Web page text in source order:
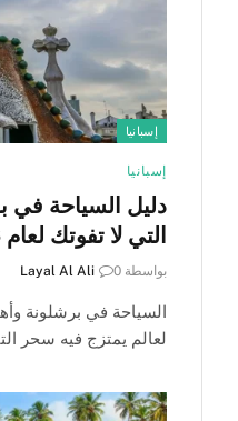
إسبانيا
إسبانيا
دليل السياحة في
التي لا تفوتك لعام 2026
بواسطة Layal Al Ali 0
السياحة في برشلونة
لعالم يمتزج فيه سحر